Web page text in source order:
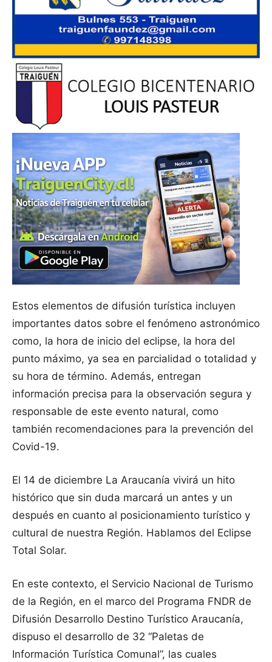
Estos elementos de difusión turística incluyen
importantes datos sobre el fenómeno astronómico
como, la hora de inicio del eclipse, la hora del
punto máximo, ya sea en parcialidad o totalidad y
su hora de término. Además, entregan
información precisa para la observación segura y
responsable de este evento natural, como
también recomendaciones para la prevención del
Covid-19.
El 14 de diciembre La Araucanía vivirá un hito
histórico que sin duda marcará un antes y un
después en cuanto al posicionamiento turístico y
cultural de nuestra Región. Hablamos del Eclipse
Total Solar.
En este contexto, el Servicio Nacional de Turismo
de la Región, en el marco del Programa FNDR de
Difusión Desarrollo Destino Turístico Araucanía,
dispuso el desarrollo de 32 “Paletas de
Información Turística Comunal”, las cuales